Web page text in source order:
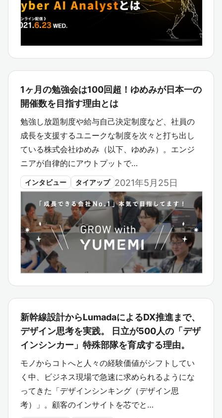
1ヶ月の勉強会は100回超！ゆめみが日本一の
開催数を目指す理由とは
勉強し放題制度や給与自己決定制度など、社員の
成長を支援するユニークな制度を次々と打ち出し
ている株式会社ゆめみ（以下、ゆめみ）。エンジ
ニアが自律的にアウトプットで…
インタビュー タイアップ 2021年5月25日
新幹線設計からLumadaによるDX推進まで、
デザイン思考を実践。 日立が500人の「デザ
インシンカー」特殊部隊を育成する理由。
モノからコトへと人々の経験価値がシフトしてい
く中、ビジネス現場で急速に求められるようにな
ってきた「デザインシンキング（デザイン思
考）」。顧客のインサイトを芯でと…